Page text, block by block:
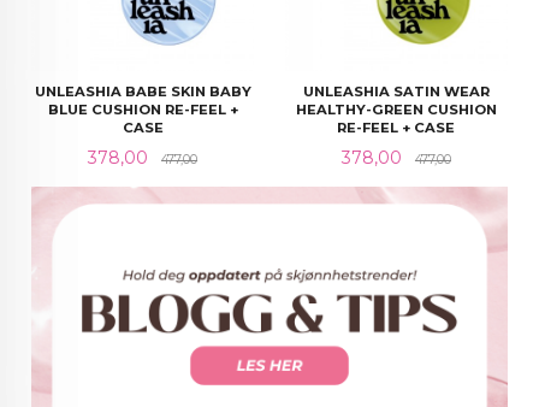
UNLEASHIA BABE SKIN BABY
BLUE CUSHION RE-FEEL +
CASE
Tilbud
378,00 477,00Rabatt@
UNLEASHIA SATIN WEAR
HEALTHY-GREEN CUSHION
RE-FEEL + CASE
Tilbud
378,00 477,00Rabatt@